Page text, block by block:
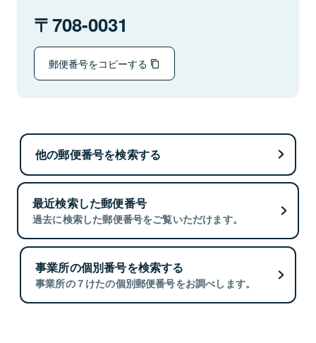
708-0031
郵便番号をコピーする
他の郵便番号を検索する
最近検索した郵便番号
過去に検索した郵便番号をご覧いただけます。
事業所の個別番号を検索する
事業所の７けたの個別郵便番号をお調べします。